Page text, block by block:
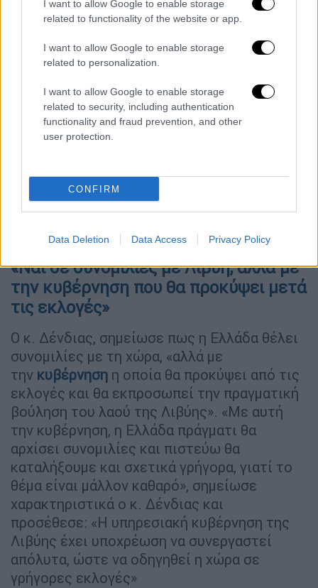
I want to allow Google to enable storage
related to functionality of the website or app.
I want to allow Google to enable storage
related to personalization.
I want to allow Google to enable storage
related to security, including authentication
functionality and fraud prevention, and other
user protection.
CONFIRM
Data Deletion Data Access Privacy Policy
απόγευμα της Πέμπτης ο υπουργός
σοβαρό διπλωματικό επεισόδιο έλαβε χώρα
στηνΤρίπολητηςΛιβύης
«Ναι σε συνομιλίες με Λιβύη, αλλά με
την κυβέρνηση που θα προκύψει μετά
τις εκλογές»
Ο κ. Δένδιας, σημείωσε πως η Ελλάδα θέλει
συνομιλίες με τη χώρα, «αλλά με
την κυβέρνηση η οποία θα προκύψει από τις
εκλογές και θα εκπροσωπεί την πραγματική
βούληση του λαού της Λιβύης». «Με αυτή
την κυβέρνηση, η Ελλάδα πράγματι θα
αρχίσει συνομιλίες και πιστεύω θα
καταλήξουμε και σχετικά γρήγορα, γιατί το
θέμα είναι μάλλον καθαρό», σημείωσε
χαρακτηριστικά ο κ. Δένδιας και
προσέθεσε: «Η υπηρεσιακή κυβέρνηση της
Λιβύης έχει υποχρέωση να συνεργαστεί
απόλυτα, ώστε να οδηγηθεί η χώρα σε
γρήγορες εκλογές»